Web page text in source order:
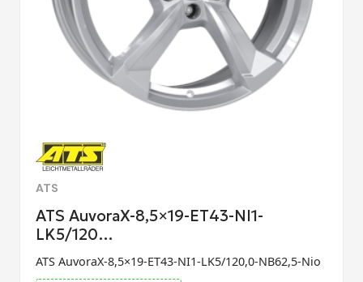
ATS
ATS AuvoraX-8,5×19-ET43-NI1-
LK5/120…
ATS AuvoraX-8,5×19-ET43-NI1-LK5/120,0-NB62,5-Nio